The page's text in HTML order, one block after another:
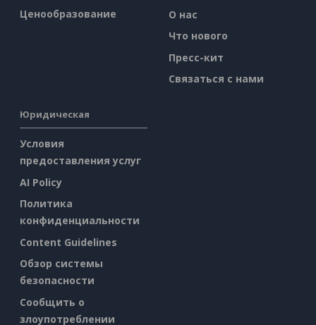
Ценообразование
О нас
Что нового
Пресс-кит
Связаться с нами
Юридическая
Условия
предоставления услуг
AI Policy
Политика
конфиденциальности
Content Guidelines
Обзор системы
безопасности
Сообщить о
злоупотреблении